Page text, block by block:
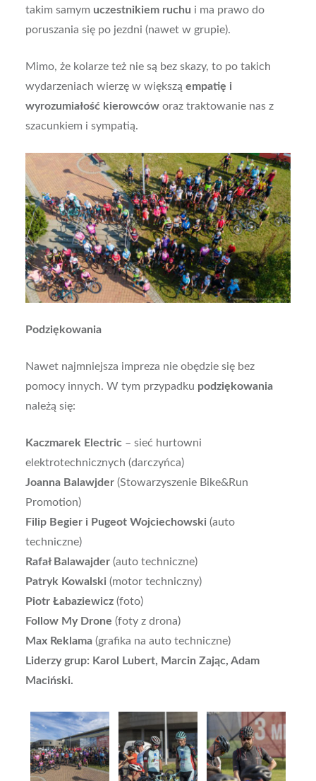
takim samym uczestnikiem ruchu i ma prawo do
poruszania się po jezdni (nawet w grupie).
Mimo, że kolarze też nie są bez skazy, to po takich
wydarzeniach wierzę w większą empatię i
wyrozumiałość kierowcóworaz traktowanie nas z
szacunkiem i sympatią.
Podziękowania
Nawet najmniejsza impreza nie obędzie się bez
pomocy innych. W tym przypadku podziękowania
należą się:
Kaczmarek Electric– sieć hurtowni
elektrotechnicznych (darczyńca)
Joanna Balawjder(Stowarzyszenie Bike&Run
Promotion)
Filip Begier i Pugeot Wojciechowski (auto
techniczne)
Rafał Balawajder(auto techniczne)
Patryk Kowalski (motor techniczny)
Piotr Łabaziewicz(foto)
Follow My Drone (foty z drona)
Max Reklama(grafika na auto techniczne)
Liderzy grup: Karol Lubert, Marcin Zając, Adam
Maciński.